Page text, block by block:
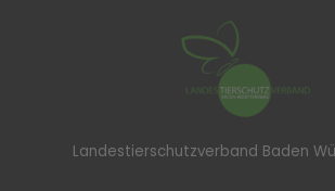
Landestierschutzverband Baden